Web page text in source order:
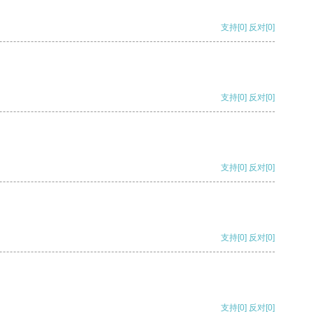
支持[0] 反对[0]
支持[0] 反对[0]
支持[0] 反对[0]
支持[0] 反对[0]
支持[0] 反对[0]